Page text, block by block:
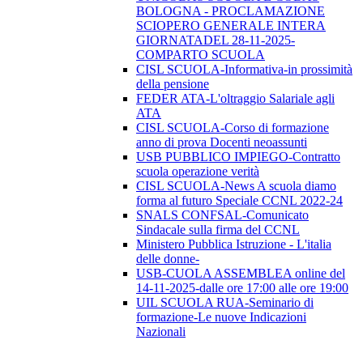
BOLOGNA - PROCLAMAZIONE
SCIOPERO GENERALE INTERA
GIORNATADEL 28-11-2025-
COMPARTO SCUOLA
CISL SCUOLA-Informativa-in prossimità
della pensione
FEDER ATA-L'oltraggio Salariale agli
ATA
CISL SCUOLA-Corso di formazione
anno di prova Docenti neoassunti
USB PUBBLICO IMPIEGO-Contratto
scuola operazione verità
CISL SCUOLA-News A scuola diamo
forma al futuro Speciale CCNL 2022-24
SNALS CONFSAL-Comunicato
Sindacale sulla firma del CCNL
Ministero Pubblica Istruzione - L'italia
delle donne-
USB-CUOLA ASSEMBLEA online del
14-11-2025-dalle ore 17:00 alle ore 19:00
UIL SCUOLA RUA-Seminario di
formazione-Le nuove Indicazioni
Nazionali